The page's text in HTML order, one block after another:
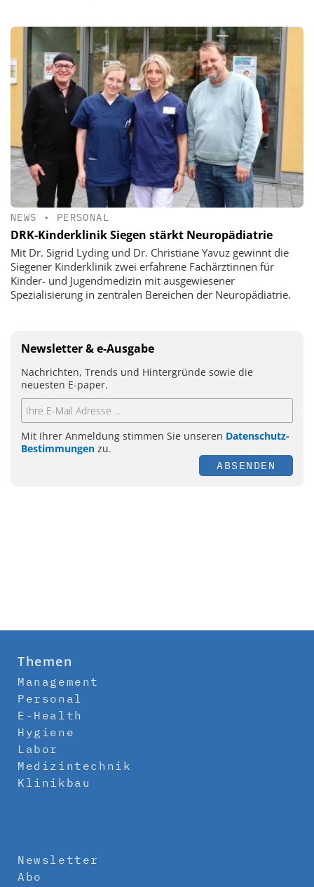
NEWS • PERSONAL
DRK-Kinderklinik Siegen stärkt Neuropädiatrie
Mit Dr. Sigrid Lyding und Dr. Christiane Yavuz gewinnt die
Siegener Kinderklinik zwei erfahrene Fachärztinnen für
Kinder- und Jugendmedizin mit ausgewiesener
Spezialisierung in zentralen Bereichen der Neuropädiatrie.
Newsletter & e-Ausgabe
Nachrichten, Trends und Hintergründe sowie die
neuesten E-paper.
Mit Ihrer Anmeldung stimmen Sie unseren Datenschutz-
Bestimmungen zu.
ABSENDEN
Themen
Management
Personal
E-Health
Hygiene
Labor
Medizintechnik
Klinikbau
Newsletter
Abo